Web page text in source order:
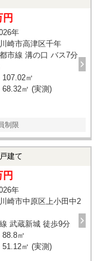
年
崎市高津区千年
市線 溝の口 バス7分
107.02㎡
68.32㎡ (実測)
制限
建て
年
崎市中原区上小田中2
線 武蔵新城 徒歩9分
88.8㎡
51.12㎡ (実測)